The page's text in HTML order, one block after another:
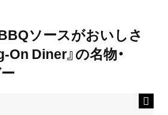
ソースがおいしさ
On Diner』の名物・